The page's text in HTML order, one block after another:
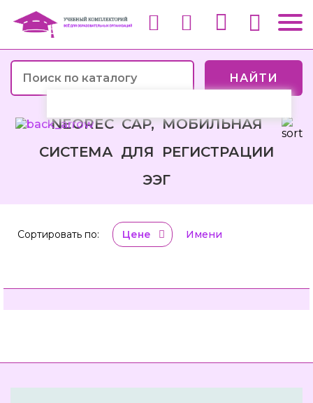
НАЙТИ
NEOREC CAP, МОБИЛЬНАЯ
СИСТЕМА ДЛЯ РЕГИСТРАЦИИ
ЭЭГ
Сортировать по: Цене Имени